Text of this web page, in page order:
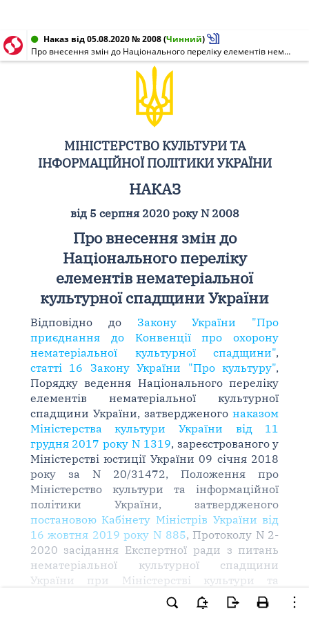
Наказ від 05.08.2020 № 2008(Чинний)
Про внесення змін до Національного переліку елементів нематеріальної культурної спадщини України
МІНІСТЕРСТВО КУЛЬТУРИ ТА
ІНФОРМАЦІЙНОЇ ПОЛІТИКИ УКРАЇНИ
НАКАЗ
від 5 серпня 2020 року N 2008
Про внесення змін до
Національного переліку
елементів нематеріальної
культурної спадщини України
Відповідно до Закону України "Про
приєднання до Конвенції про охорону
нематеріальної культурної спадщини",
статті 16 Закону України "Про культуру",
Порядку ведення Національного переліку
елементів нематеріальної культурної
спадщини України, затвердженогонаказом
Міністерства культури України від 11
грудня 2017 року N 1319, зареєстрованого у
Міністерстві юстиції України 09 січня 2018
року за N 20/31472, Положення про
Міністерство культури та інформаційної
політики України, затвердженого
постановою Кабінету Міністрів України від
16 жовтня 2019 року N 885, Протоколу N 2-
2020 засідання Експертної ради з питань
нематеріальної культурної спадщини
України при Міністерстві культури та
інформаційної політики України